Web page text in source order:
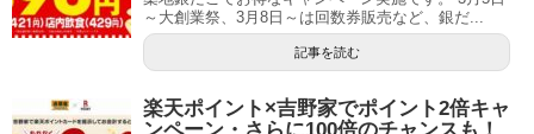
～大創業祭、3月8日～は回数券販売など、銀だ...
記事を読む
楽天ポイント×吉野家でポイント2倍キャ